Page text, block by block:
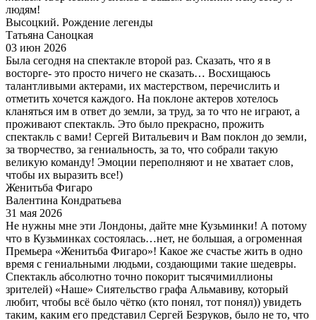
людям!
Высоцкий. Рождение легенды
Татьяна Саноцкая
03 июн 2026
Была сегодня на спектакле второй раз. Сказать, что я в
восторге- это просто ничего не сказать… Восхищаюсь
талантливыми актерами, их мастерством, перечислить и
отметить хочется каждого. На поклоне актеров хотелось
кланяться им в ответ до земли, за труд, за то что не играют, а
проживают спектакль. Это было прекрасно, прожить
спектакль с вами! Сергей Витальевич и Вам поклон до земли,
за творчество, за гениальность, за то, что собрали такую
великую команду! Эмоции переполняют и не хватает слов,
чтобы их выразить все!)
Женитьба Фигаро
Валентина Кондратьева
31 мая 2026
Не нужны мне эти Лондоны, дайте мне Кузьминки! А потому
что в Кузьминках состоялась…нет, не большая, а огроменная
Премьера «Женитьба Фигаро»! Какое же счастье жить в одно
время с гениальными людьми, создающими такие шедевры.
Спектакль абсолютно точно покорит тысячимиллионы
зрителей) «Наше» Сиятельство графа Альмавиву, который
любит, чтобы всё было чётко (кто понял, тот понял)) увидеть
таким, каким его представил Сергей Безруков, было не то, что